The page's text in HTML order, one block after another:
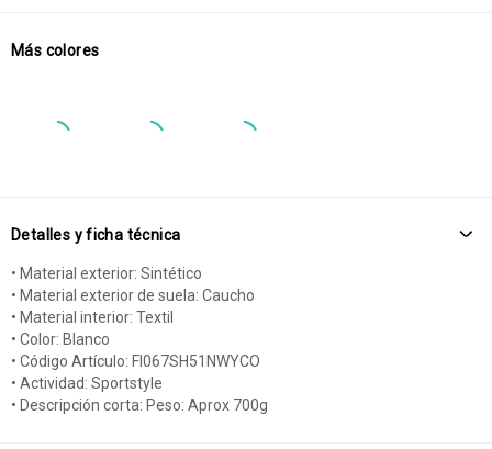
Más colores
Detalles y ficha técnica
• Material exterior: Sintético
• Material exterior de suela: Caucho
• Material interior: Textil
• Color: Blanco
• Código Artículo: FI067SH51NWYCO
• Actividad: Sportstyle
• Descripción corta: Peso: Aprox 700g